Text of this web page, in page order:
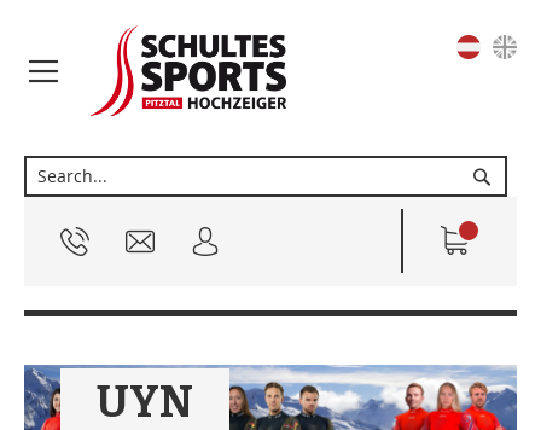
Suche
Sprache
UYN